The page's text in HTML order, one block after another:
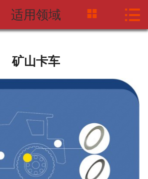
网站首页
产品中心
海天企业
联系我们
适用领域  
矿山卡车